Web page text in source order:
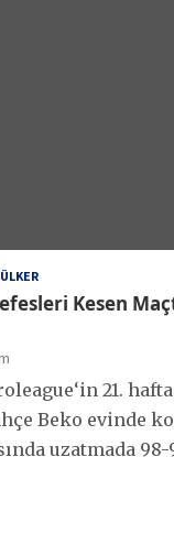
Kesen
21.
Beko evinde
uzatmada 98-